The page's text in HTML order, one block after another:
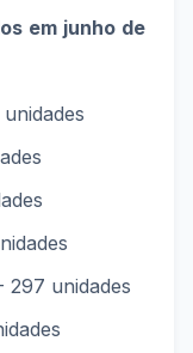
em junho de
297 unidades